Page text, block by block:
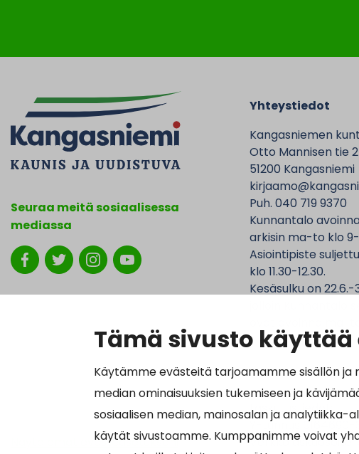
Tämä sivusto
Käytämme evästeitä tarjoamamme sisällön ja
median ominaisuuksien tukemiseen ja
sosiaalisen median, mainosalan ja
käytät sivustoamme. Kumppanimme voivat
Seuraa meitä sosiaalisessa
mediassa
Näytä omat evästeasetukseni
Yhteystiedot
Kangasniemen
Otto Mannisen tie 2
51200 Kangasniemi
Puh. 040 719 9370
Kunnantalo avoinna
arkisin ma-to klo 9-
Asiointipiste
klo 11.30-12.30.
Kesäsulku on 22.6.-
Laskutustiedot:
Y-tunnus 0164690-3
Verkkolaskuosoite: